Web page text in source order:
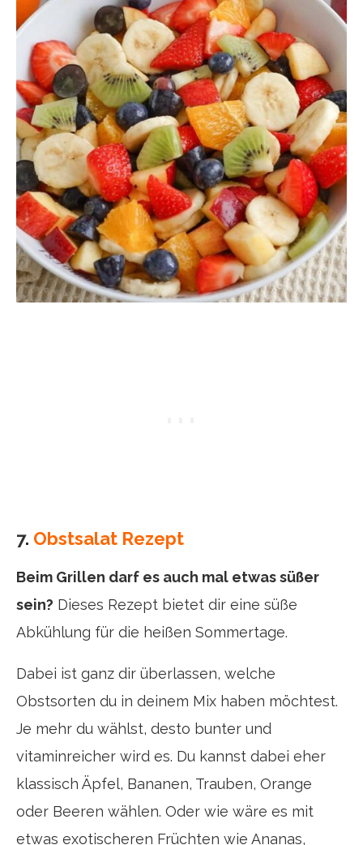
7. Obstsalat Rezept
Beim Grillen darf es auch mal etwas süßer
sein? Dieses Rezept bietet dir eine süße
Abkühlung für die heißen Sommertage.
Dabei ist ganz dir überlassen, welche
Obstsorten du in deinem Mix haben möchtest.
Je mehr du wählst, desto bunter und
vitaminreicher wird es. Du kannst dabei eher
klassisch Äpfel, Bananen, Trauben, Orange
oder Beeren wählen. Oder wie wäre es mit
etwas exotischeren Früchten wie Ananas,